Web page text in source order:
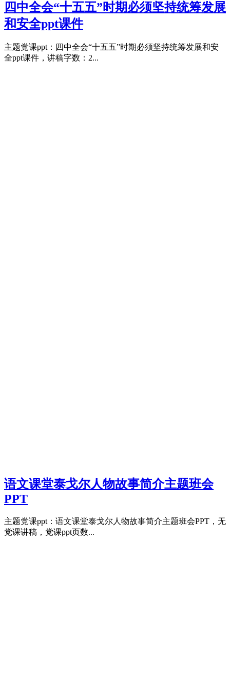
四中全会“十五五”时期必须坚持统筹发展
和安全ppt课件
主题党课ppt：四中全会“十五五”时期必须坚持统筹发展和安
全ppt课件，讲稿字数：2...
语文课堂泰戈尔人物故事简介主题班会
PPT
主题党课ppt：语文课堂泰戈尔人物故事简介主题班会PPT，无
党课讲稿，党课ppt页数...